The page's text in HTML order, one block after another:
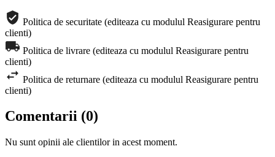
Politica de securitate (editeaza cu modulul Reasigurare pentru
clienti)
Politica de livrare (editeaza cu modulul Reasigurare pentru
clienti)
Politica de returnare (editeaza cu modulul Reasigurare pentru
clienti)
Comentarii (0)
Nu sunt opinii ale clientilor in acest moment.